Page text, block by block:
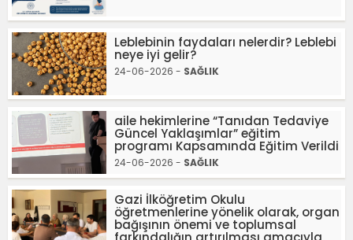
Leblebinin faydaları nelerdir? Leblebi
neye iyi gelir?
24-06-2026 - SAĞLIK
aile hekimlerine “Tanıdan Tedaviye
Güncel Yaklaşımlar” eğitim
programı Kapsamında Eğitim Verildi
24-06-2026 - SAĞLIK
Gazi İlköğretim Okulu
öğretmenlerine yönelik olarak, organ
bağışının önemi ve toplumsal